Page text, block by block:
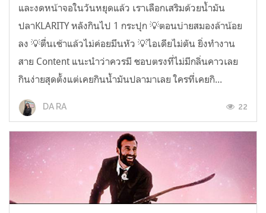
และงดหน้าจอในวันหยุดแล้ว เราเลือกเสริมด้วยน้ำมัน
ปลาKLARITY หลังกินไป 1 กระปุก 💡ตอนบ่ายสมองล้าน้อย
ลง 💡ตื่นเช้าแล้วไม่ค่อยมึนหัว 💡ไอเดียไม่ตัน ยิ่งทำงาน
สาย Content แนะนำว่าควรมี ชอบตรงที่ไม่มีกลิ่นคาวเลย
กินง่ายสุดตั้งแต่เคยกินน้ำมันปลามาเลย ใครที่เคยกิ...
DA RA 22